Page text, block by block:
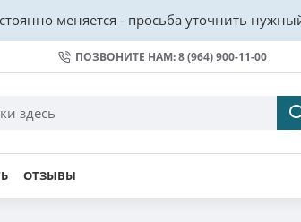
меняется - просьба уточнить
ПОЗВОНИТЕ НАМ: 8 (964) 900-11-00
ОТЗЫВЫ